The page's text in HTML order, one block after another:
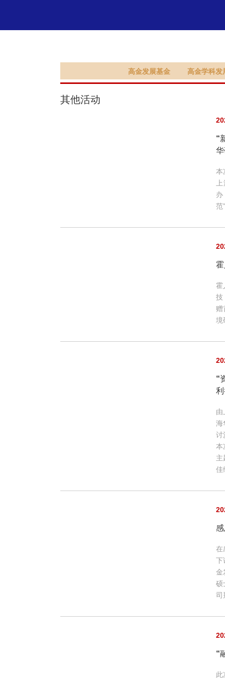
高金发展基金 高金学科发
其他活动
“
本
范
霍
技
境
“
由
海
讨
本
主
佳
在
下
金
硕
司
“
此